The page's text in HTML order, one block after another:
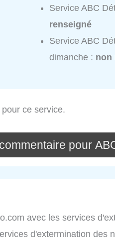
Service ABC
renseigné
Service ABC
dimanche : non
ce service.
pour
avec les services
d'extermination des